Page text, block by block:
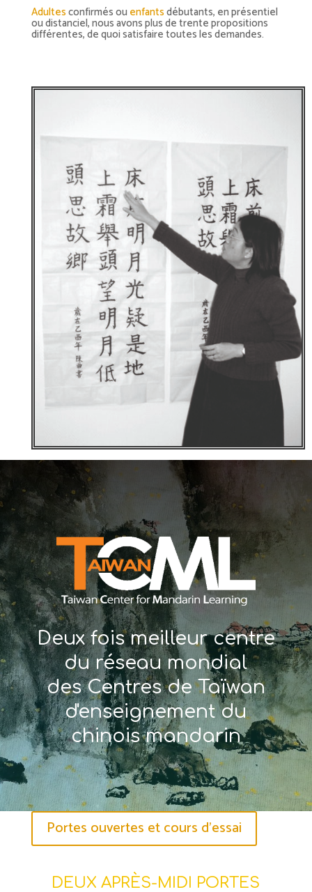
Adultesconfirmés ou enfantsdébutants, en présentiel
ou distanciel, nous avons plus de trente propositions
différentes, de quoi satisfaire toutes les demandes.
Deux fois meilleur centre
du réseau mondial
des Centres de Taïwan
d'enseignement du
chinois mandarin
Portes ouvertes et cours d'essai
DEUX APRÈS-MIDI PORTES